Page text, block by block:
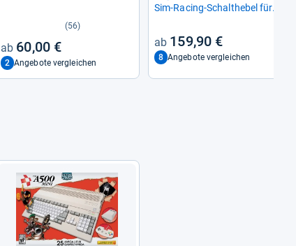
(56)
60,00 €
2 Angebote vergleichen
Sim-​Racing-​Schalt­he­bel für
Base159,90 €
8 Angebote vergleichen